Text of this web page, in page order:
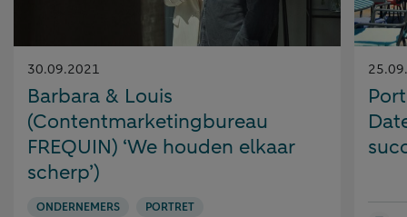
Gepubliceerd
op:
30.09.2021
Barbara & Louis
(Contentmarketingbureau
FREQUIN) ‘We houden elkaar
scherp’)
ONDERNEMERS PORTRET
op: